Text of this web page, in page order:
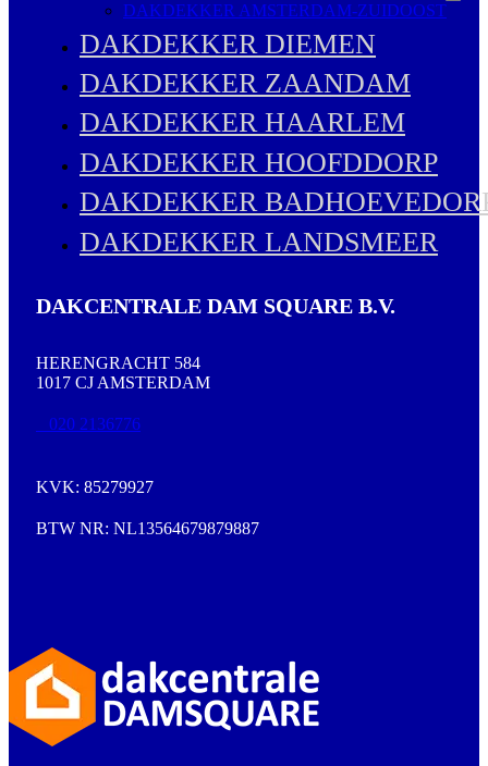
DAKDEKKER AMSTERDAM-ZUIDOOST
DAKDEKKER DIEMEN
DAKDEKKER ZAANDAM
DAKDEKKER HAARLEM
DAKDEKKER HOOFDDORP
DAKDEKKER
DAKDEKKER LANDSMEER
DAKCENTRALE DAM SQUARE B.V.
HERENGRACHT 584
1017 CJ AMSTERDAM
020 2136776
KVK: 85279927
BTW NR: NL13564679879887